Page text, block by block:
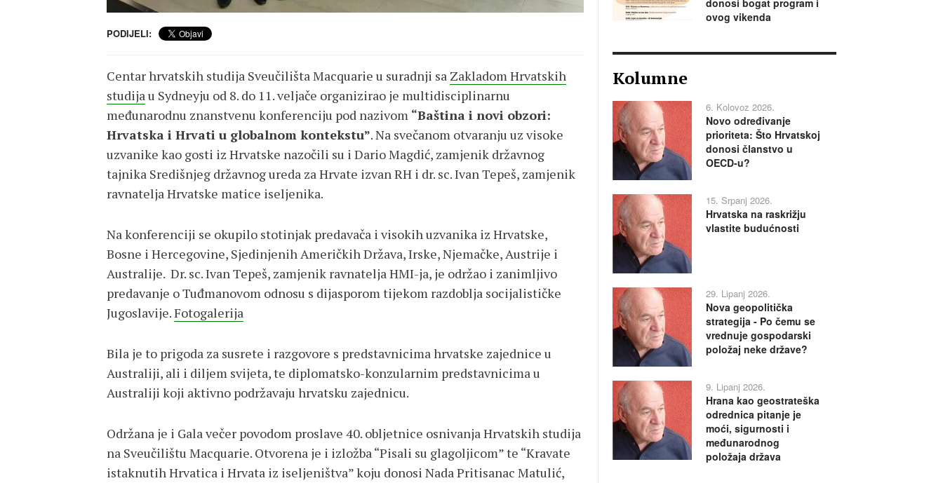
PODIJELI:
Centar hrvatskih studija Sveučilišta Macquarie u suradnji sa Zakladom Hrvatskih
studijau Sydneyju od 8. do 11. veljače organizirao je multidisciplinarnu
međunarodnu znanstvenu konferenciju pod nazivom “Baština i novi obzori:
Hrvatska i Hrvati u globalnom kontekstu”. Na svečanom otvaranju uz visoke
uzvanike kao gosti iz Hrvatske nazočili su i Dario Magdić, zamjenik državnog
tajnika Središnjeg državnog ureda za Hrvate izvan RH i dr. sc. Ivan Tepeš, zamjenik
ravnatelja Hrvatske matice iseljenika.
Na konferenciji se okupilo stotinjak predavača i visokih uzvanika iz Hrvatske,
Bosne i Hercegovine, Sjedinjenih Američkih Država, Irske, Njemačke, Austrije i
Australije. Dr. sc. Ivan Tepeš, zamjenik ravnatelja HMI-ja, je održao i zanimljivo
predavanje o Tuđmanovom odnosu s dijasporom tijekom razdoblja socijalističke
Jugoslavije.Fotogalerija
Bila je to prigoda za susrete i razgovore s predstavnicima hrvatske zajednice u
Australiji, ali i diljem svijeta, te diplomatsko-konzularnim predstavnicima u
Australiji koji aktivno podržavaju hrvatsku zajednicu.
Održana je i Gala večer povodom proslave 40. obljetnice osnivanja Hrvatskih studija
na Sveučilištu Macquarie. Otvorena je i izložba “Pisali su glagoljicom” te “Kravate
istaknutih Hrvatica i Hrvata iz iseljeništva” koju donosi Nada Pritisanac Matulić,
donosi bogat program i
ovog vikenda
Kolumne
6. Kolovoz 2026.
Novo određivanje
prioriteta: Što Hrvatskoj
donosi članstvo u
OECD-u?
15. Srpanj 2026.
Hrvatska na raskrižju
vlastite budućnosti
29. Lipanj 2026.
Nova geopolitička
strategija - Po čemu se
vrednuje gospodarski
položaj neke države?
9. Lipanj 2026.
Hrana kao geostrateška
odrednica pitanje je
moći, sigurnosti i
međunarodnog
položaja država